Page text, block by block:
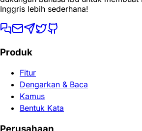
Inggris lebih sederhana!
Produk
Fitur
Dengarkan & Baca
Kamus
Bentuk Kata